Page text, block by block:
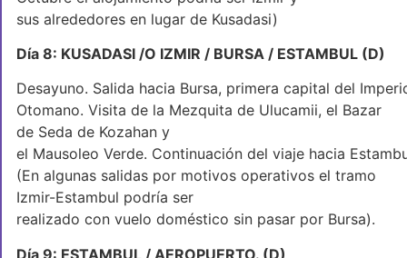
sus alrededores en lugar de Kusadasi)
Día 8: KUSADASI /O IZMIR / BURSA / ESTAMBUL (D)
Desayuno. Salida hacia Bursa, primera capital del
Otomano. Visita de la Mezquita de Ulucamii, el Bazar
de Seda de Kozahan y
el Mausoleo Verde. Continuación del viaje hacia
(En algunas salidas por motivos operativos el tramo
Izmir-Estambul podría ser
realizado con vuelo doméstico sin pasar por Bursa).
Día 9: ESTAMBUL / AEROPUERTO. (D)